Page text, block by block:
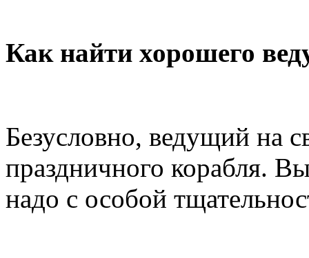
Как найти хорошего
Безусловно, ведущий на
праздничного корабля.
надо с особой